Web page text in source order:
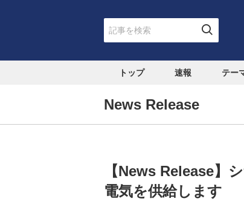
トップ 速報 テー
News Release
【News Release】
電気を供給します